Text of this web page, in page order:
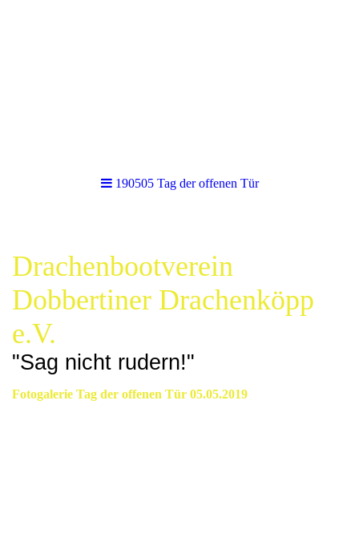
190505 Tag der offenen Tür
Drachenbootverein
Dobbertiner Drachenköpp
e.V.
"Sag nicht rudern!"
Fotogalerie Tag der offenen Tür 05.05.2019